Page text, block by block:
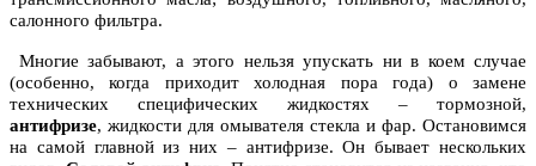
салонного фильтра.
Многие забывают, а этого нельзя упускать ни в коем случае
(особенно, когда приходит холодная пора года) о замене
технических специфических жидкостях – тормозной,
антифризе, жидкости для омывателя стекла и фар. Остановимся
на самой главной из них – антифризе. Он бывает нескольких